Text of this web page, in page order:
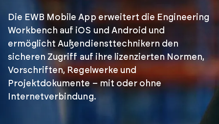
Die EWB Mobile App erweitert die Engineering
Workbench auf iOS und Android und
ermöglicht Außendiensttechnikern den
sicheren Zugriff auf ihre lizenzierten Normen,
Vorschriften, Regelwerke und
Projektdokumente – mit oder ohne
Internetverbindung.